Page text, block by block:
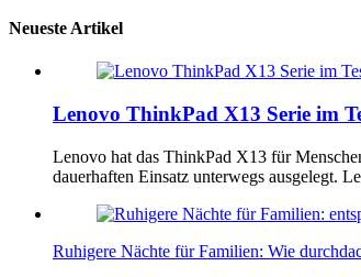
Neueste Artikel
Lenovo ThinkPad X13 Serie im
Lenovo hat das ThinkPad X13 für
dauerhaften Einsatz unterwegs ausgelegt.
Ruhigere Nächte für Familien: Wie